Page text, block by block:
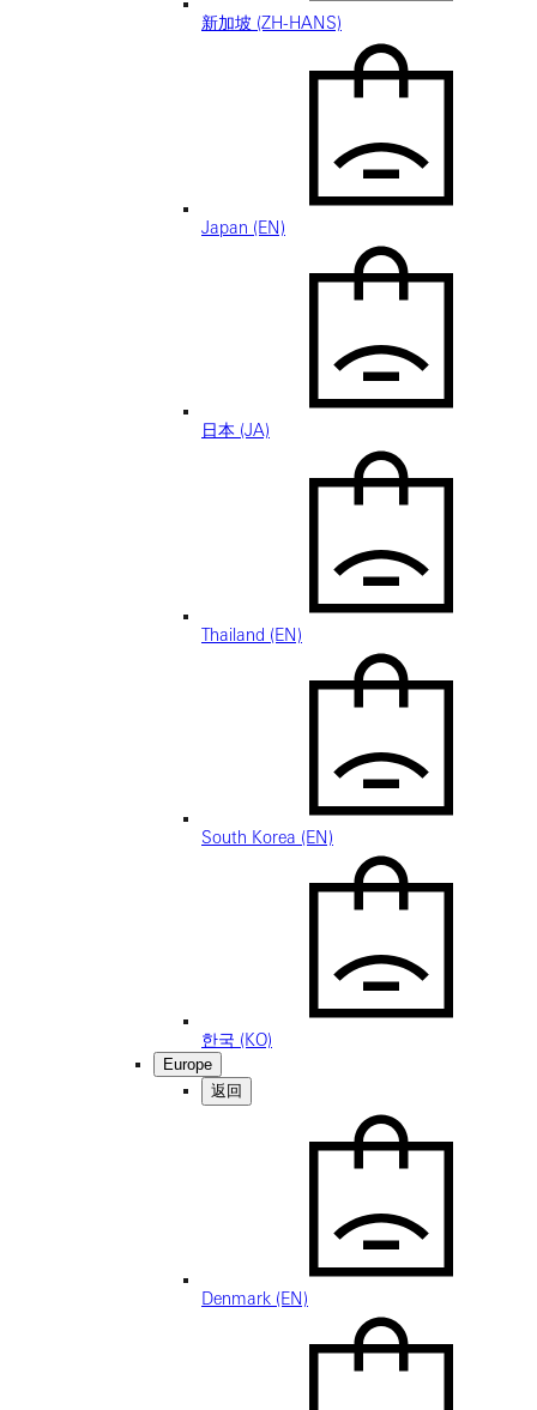
新加坡 (ZH-HANS)
Japan (EN)
日本 (JA)
Thailand (EN)
South Korea (EN)
한국 (KO)
Europe
返回
Denmark (EN)